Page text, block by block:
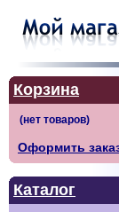
Корзина
Оформить
Каталог